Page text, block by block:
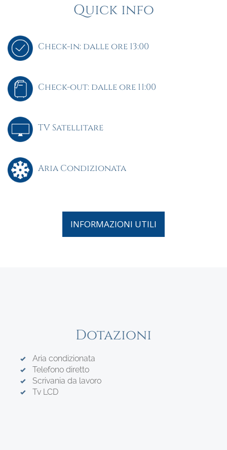
Quick info
Check-in: dalle ore 13:00
Check-out: dalle ore 11:00
TV Satellitare
Aria Condizionata
INFORMAZIONI UTILI
Dotazioni
Aria condizionata
Telefono diretto
Scrivania da lavoro
Tv LCD